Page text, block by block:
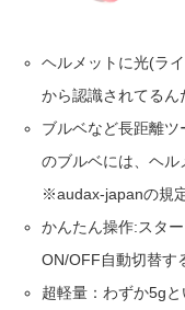
ヘルメットに光(ラ
から認識されてる
ブルベなど長距離
のブルベには、ヘル
※audax-japanの規
かんたん操作:スタ
ON/OFF自動切替す
超軽量：わずか5g